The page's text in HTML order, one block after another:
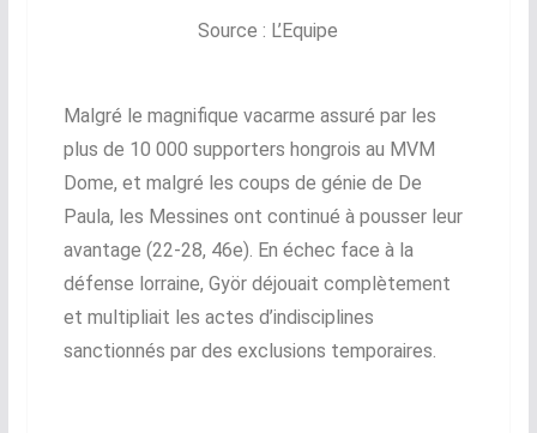
Source : L’Equipe
Malgré le magnifique vacarme assuré par les
plus de 10 000 supporters hongrois au MVM
Dome, et malgré les coups de génie de De
Paula, les Messines ont continué à pousser leur
avantage (22-28, 46e). En échec face à la
défense lorraine, Györ déjouait complètement
et multipliait les actes d’indisciplines
sanctionnés par des exclusions temporaires.